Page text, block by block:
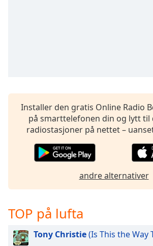
Chapters
Descriptions
descriptions
Subtitles
subtitles
settings
opens
subtitles
Installer den gratis Online Radio
på smarttelefonen din og lytt
radiostasjoner på nettet –
andre alternativer
TOP på lufta
Tony Christie(Is This the Way